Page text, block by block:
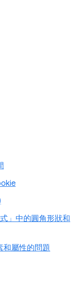
」中的圓角形狀和
和屬性的問題